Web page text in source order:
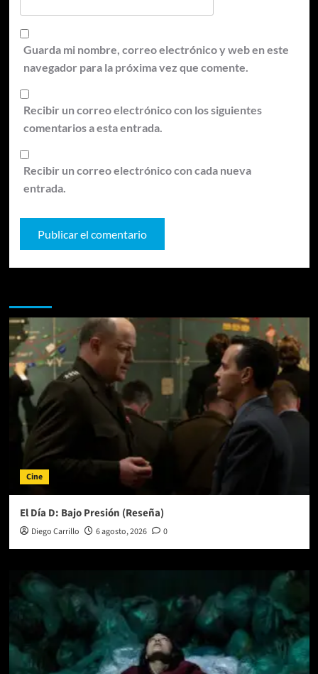
Guarda mi nombre, correo electrónico y web en este
navegador para la próxima vez que comente.
Recibir un correo electrónico con los siguientes
comentarios a esta entrada.
Recibir un correo electrónico con cada nueva
entrada.
Cine
El Día D: Bajo Presión (Reseña)
Diego Carrillo 6 agosto, 2026 0